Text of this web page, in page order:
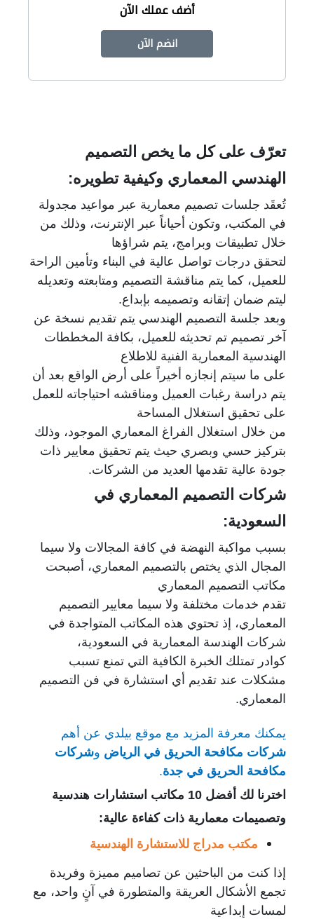
أضف عملك الآن
انضم الآن
تعرّف على كل ما يخص التصميم
الهندسي المعماري وكيفية تطويره:
تُعقَد جلسات تصميم معمارية عبر مواعيد مجدولة
في المكتب، وتكون أحياناً عبر الإنترنت، وذلك من
خلال تطبيقات وبرامج، يتم شراؤها
لتحقق درجات تواصل عالية في البناء وتأمين الراحة
للعميل، كما يتم مناقشة التصميم ومتابعته وتعديله
ليتم ضمان إتقانه وتصميمه بإبداع.
وبعد جلسة التصميم الهندسي يتم تقديم نسخة عن
آخر تصميم تم تحديثه للعميل، بكافة المخططات
الهندسية المعمارية الفنية للاطلاع
على ما سيتم إنجازه أخيراً على أرض الواقع بعد أن
يتم دراسة رغبات العميل ومناقشه احتياجاته للعمل
على تحقيق استغلال المساحة
من خلال استغلال الفراغ المعماري الموجود، وذلك
بتركيز حسي وبصري حيث يتم تحقيق معايير ذات
جودة عالية تقدمها العديد من الشركات.
شركات التصميم المعماري في
السعودية:
بسبب مواكبة النهضة في كافة المجالات ولا سيما
المجال الذي يختص بالتصميم المعماري، أصبحت
مكاتب التصميم المعماري
تقدم خدمات مختلفة ولا سيما معايير التصميم
المعماري، إذ تحتوي هذه المكاتب المتواجدة في
شركات الهندسة المعمارية في السعودية،
كوادر تمتلك الخبرة الكافية التي تمنع تسبب
مشكلات عند تقديم أي استشارة في فن التصميم
المعماري.
يمكنك معرفة المزيد مع موقع بيلدي عن أهم
شركات مكافحة الحريق في الرياض وشركات
مكافحة الحريق في جدة.
اخترنا لك أفضل 10 مكاتب استشارات هندسية
وتصميمات معمارية ذات كفاءة عالية:
مكتب مدراج للاستشارة الهندسية
إذا كنت من الباحثين عن تصاميم مميزة وفريدة
تجمع الأشكال العريقة والمتطورة في آنٍ واحد، مع
لمسات إبداعية